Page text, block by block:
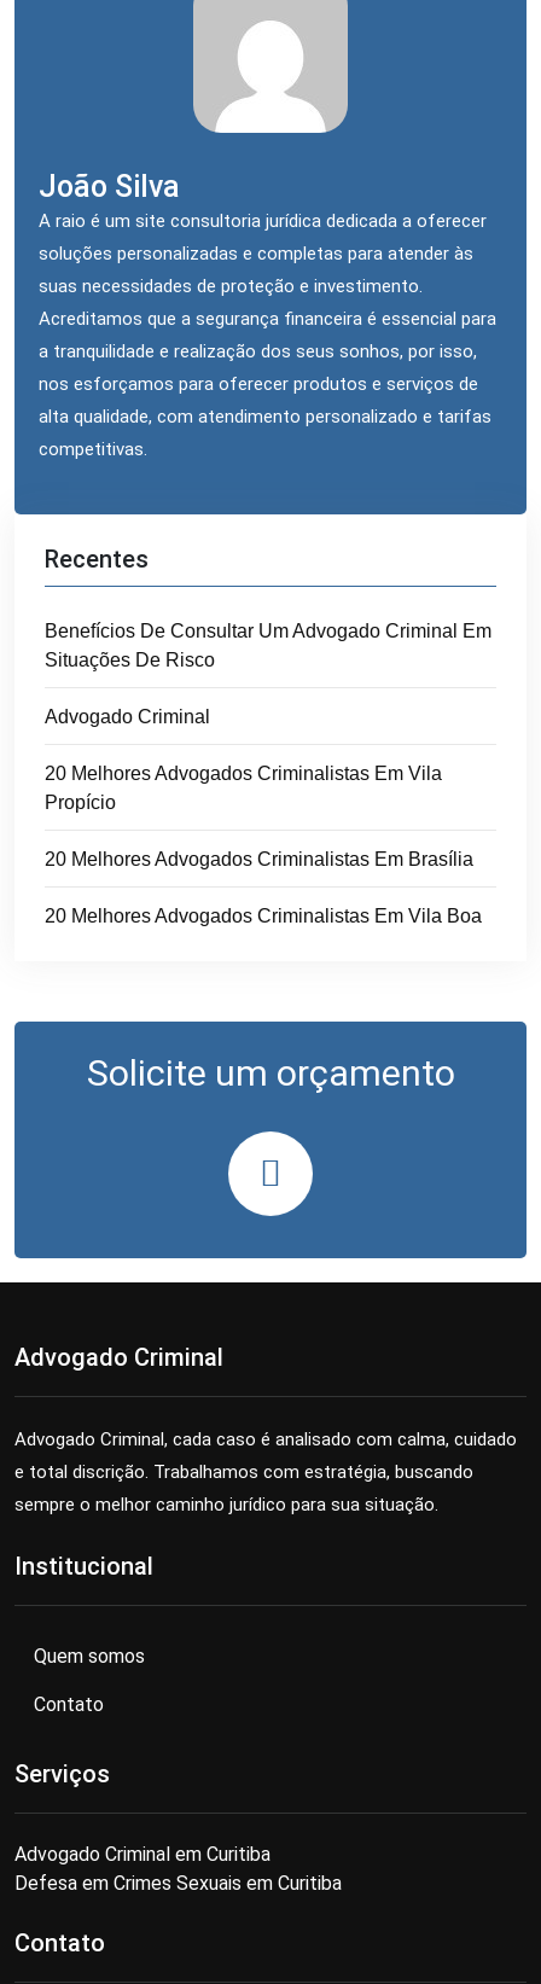
João Silva
A raio é um site consultoria jurídica dedicada a oferecer
soluções personalizadas e completas para atender às
suas necessidades de proteção e investimento.
Acreditamos que a segurança financeira é essencial para
a tranquilidade e realização dos seus sonhos, por isso,
nos esforçamos para oferecer produtos e serviços de
alta qualidade, com atendimento personalizado e tarifas
competitivas.
Recentes
Benefícios De Consultar Um Advogado Criminal Em
Situações De Risco
Advogado Criminal
20 Melhores Advogados Criminalistas Em Vila
Propício
20 Melhores Advogados Criminalistas Em Brasília
20 Melhores Advogados Criminalistas Em Vila Boa
Solicite um orçamento
Advogado Criminal
Advogado Criminal, cada caso é analisado com calma, cuidado
e total discrição. Trabalhamos com estratégia, buscando
sempre o melhor caminho jurídico para sua situação.
Institucional
Quem somos
Contato
Serviços
Advogado Criminal em Curitiba
Defesa em Crimes Sexuais em Curitiba
Contato